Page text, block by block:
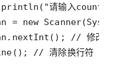
            scan.nextLine(); // 清除换行符